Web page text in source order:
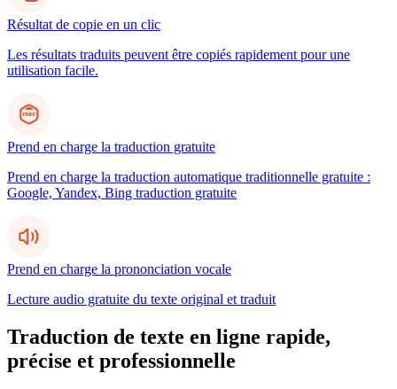
Résultat de copie en un clic
Les résultats traduits peuvent être copiés rapidement pour une
utilisation facile.
Prend en charge la traduction gratuite
Prend en charge la traduction automatique traditionnelle gratuite :
Google, Yandex, Bing traduction gratuite
Prend en charge la prononciation vocale
Lecture audio gratuite du texte original et traduit
Traduction de texte en ligne rapide,
précise et professionnelle